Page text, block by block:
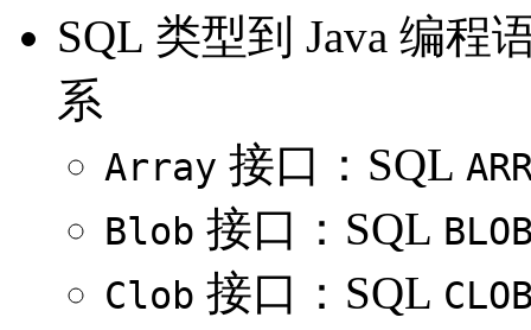
SQL 类型到 Java 编程
系
Array 接口：SQL
Blob 接口：SQL
Clob 接口：SQL